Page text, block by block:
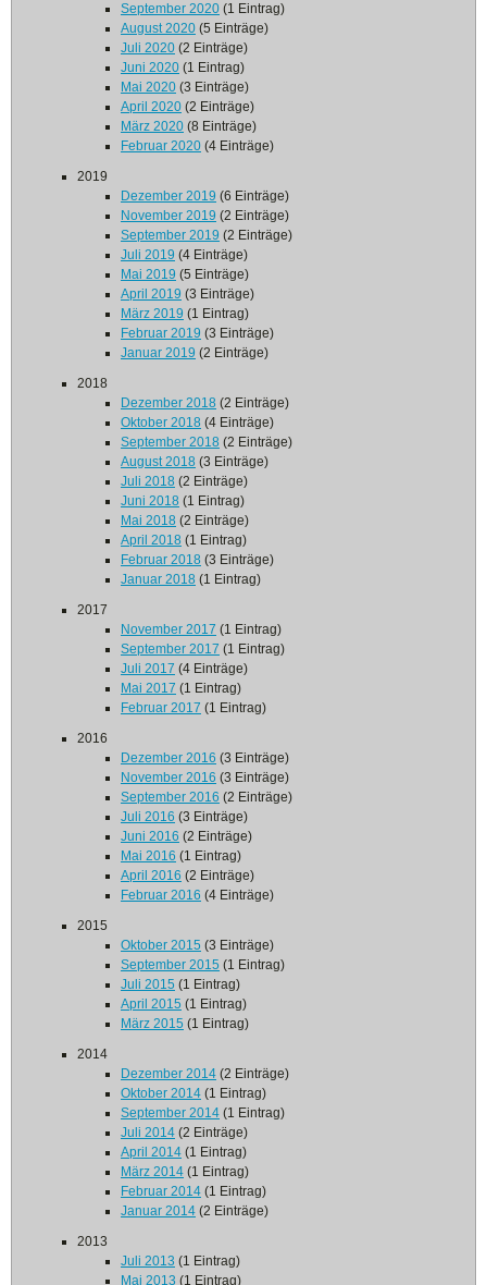
September 2020 (1 Eintrag)
August 2020 (5 Einträge)
Juli 2020 (2 Einträge)
Juni 2020 (1 Eintrag)
Mai 2020 (3 Einträge)
April 2020 (2 Einträge)
März 2020 (8 Einträge)
Februar 2020 (4 Einträge)
2019
Dezember 2019 (6 Einträge)
November 2019 (2 Einträge)
September 2019 (2 Einträge)
Juli 2019 (4 Einträge)
Mai 2019 (5 Einträge)
April 2019 (3 Einträge)
März 2019 (1 Eintrag)
Februar 2019 (3 Einträge)
Januar 2019 (2 Einträge)
2018
Dezember 2018 (2 Einträge)
Oktober 2018 (4 Einträge)
September 2018 (2 Einträge)
August 2018 (3 Einträge)
Juli 2018 (2 Einträge)
Juni 2018 (1 Eintrag)
Mai 2018 (2 Einträge)
April 2018 (1 Eintrag)
Februar 2018 (3 Einträge)
Januar 2018 (1 Eintrag)
2017
November 2017 (1 Eintrag)
September 2017 (1 Eintrag)
Juli 2017 (4 Einträge)
Mai 2017 (1 Eintrag)
Februar 2017 (1 Eintrag)
2016
Dezember 2016 (3 Einträge)
November 2016 (3 Einträge)
September 2016 (2 Einträge)
Juli 2016 (3 Einträge)
Juni 2016 (2 Einträge)
Mai 2016 (1 Eintrag)
April 2016 (2 Einträge)
Februar 2016 (4 Einträge)
2015
Oktober 2015 (3 Einträge)
September 2015 (1 Eintrag)
Juli 2015 (1 Eintrag)
April 2015 (1 Eintrag)
März 2015 (1 Eintrag)
2014
Dezember 2014 (2 Einträge)
Oktober 2014 (1 Eintrag)
September 2014 (1 Eintrag)
Juli 2014 (2 Einträge)
April 2014 (1 Eintrag)
März 2014 (1 Eintrag)
Februar 2014 (1 Eintrag)
Januar 2014 (2 Einträge)
2013
Juli 2013 (1 Eintrag)
Mai 2013 (1 Eintrag)